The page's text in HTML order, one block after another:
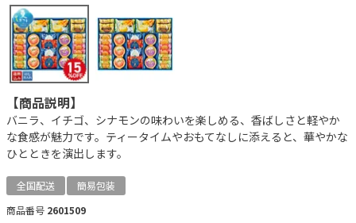
【商品説明】
バニラ、イチゴ、シナモンの味わいを楽しめる、香ばしさと軽やか
な食感が魅力です。ティータイムやおもてなしに添えると、華やかな
ひとときを演出します。
全国配送
簡易包装
商品番号 2601509